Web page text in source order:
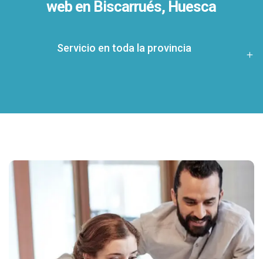
web en Biscarrués, Huesca
Servicio en toda la provincia